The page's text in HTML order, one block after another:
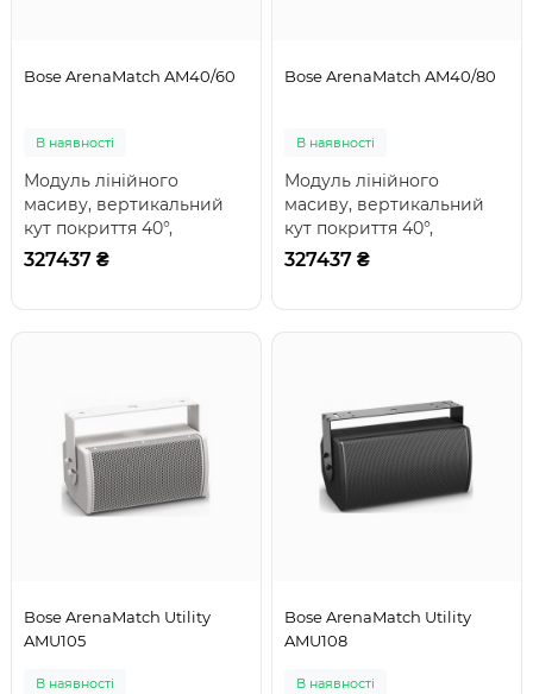
Bose ArenaMatch AM40/60
В наявності
Модуль лінійного
масиву, вертикальний
кут покриття 40°,
горизонтальний
327437 ₴
Bose ArenaMatch AM40/80
В наявності
Модуль лінійного
масиву, вертикальний
кут покриття 40°,
горизонтальний
327437 ₴
Bose ArenaMatch Utility
AMU105
В наявності
Bose ArenaMatch Utility
AMU108
В наявності